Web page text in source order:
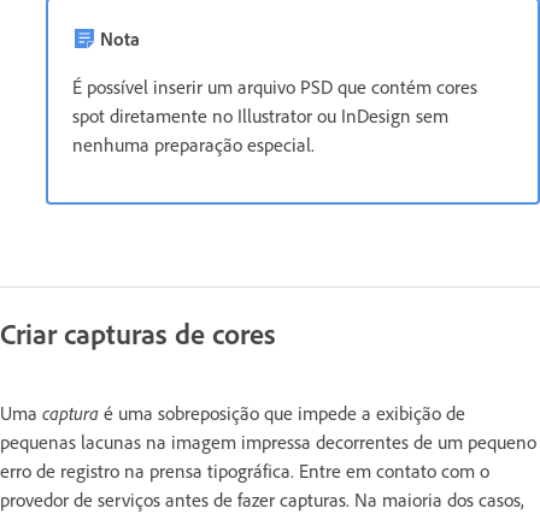
Nota
É possível inserir um arquivo PSD que contém cores
spot diretamente no Illustrator ou InDesign sem
nenhuma preparação especial.
Criar capturas de cores
Uma captura é uma sobreposição que impede a exibição de
pequenas lacunas na imagem impressa decorrentes de um pequeno
erro de registro na prensa tipográfica. Entre em contato com o
provedor de serviços antes de fazer capturas. Na maioria dos casos,